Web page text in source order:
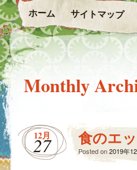
ホーム サイトマップ
Monthly
12月
27 食のエ
Posted on2019年